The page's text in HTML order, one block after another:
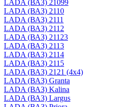
LADA (ВАЗ) 21099
LADA (ВАЗ) 2110
LADA (ВАЗ) 2111
LADA (ВАЗ) 2112
LADA (ВАЗ) 21123
LADA (ВАЗ) 2113
LADA (ВАЗ) 2114
LADA (ВАЗ) 2115
LADA (ВАЗ) 2121 (4x4)
LADA (ВАЗ) Granta
LADA (ВАЗ) Kalina
LADA (ВАЗ) Largus